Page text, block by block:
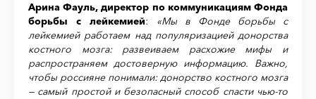
Арина Фауль, директор по коммуникациям Фонда
борьбы с лейкемией: «Мы в Фонде борьбы с
лейкемией работаем над популяризацией донорства
костного мозга: развеиваем расхожие мифы и
распространяем достоверную информацию. Важно,
чтобы россияне понимали: донорство костного мозга
— самый простой и безопасный способ спасти чью-то